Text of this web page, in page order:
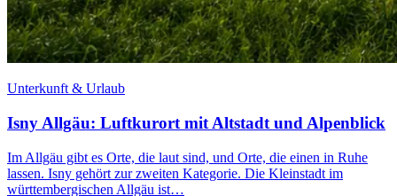
Unterkunft & Urlaub
Isny Allgäu: Luftkurort mit Altstadt und Alpenblick
Im Allgäu gibt es Orte, die laut sind, und Orte, die einen in Ruhe
lassen. Isny gehört zur zweiten Kategorie. Die Kleinstadt im
württembergischen Allgäu ist…